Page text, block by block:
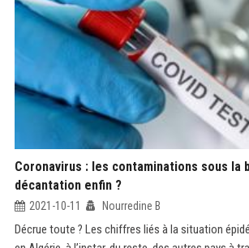
Coronavirus : les contaminations sous la
décantation enfin ?
2021-10-11 Nourredine B
Décrue toute ? Les chiffres liés à la situation